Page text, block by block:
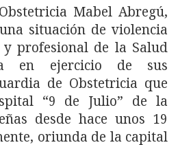
Mabel Abregú,
situación de violencia
profesional de la Salud
en ejercicio de sus
de Obstetricia que
“9 de Julio” de la
desde hace unos 19
oriunda de la capital